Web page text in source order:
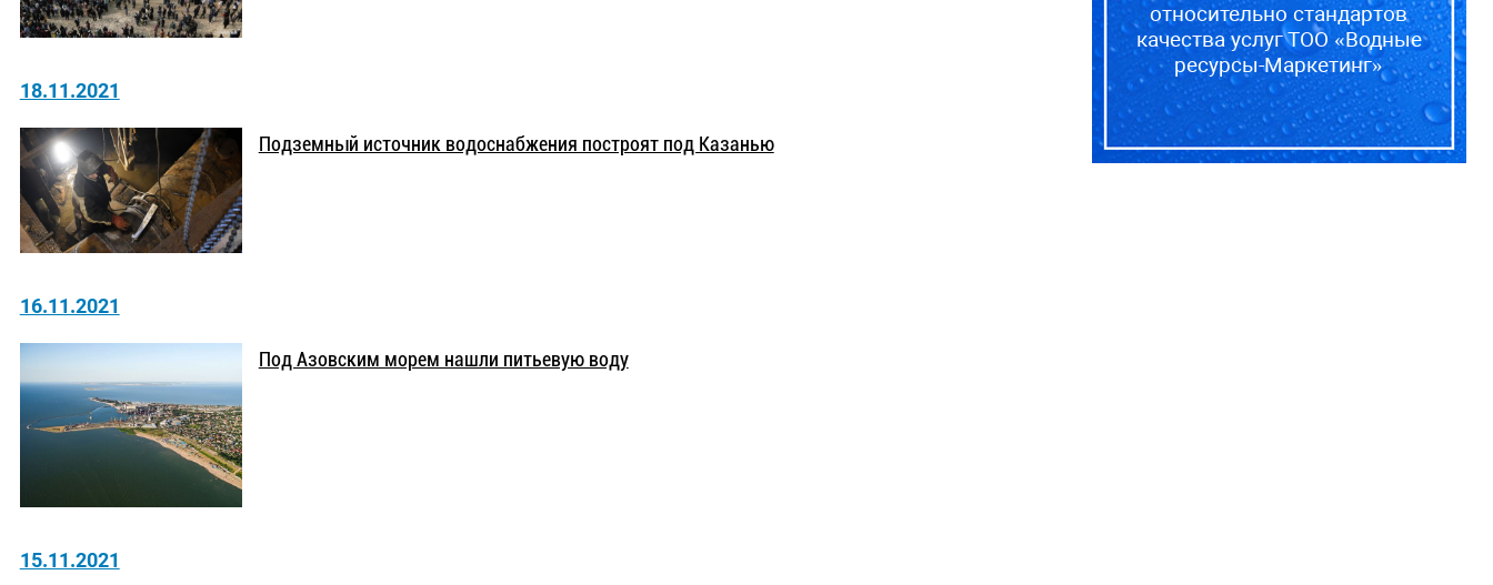
18.11.2021
Подземный источник водоснабжения построят под Казанью
16.11.2021
Под Азовским морем нашли питьевую воду
15.11.2021
относительно стандартов
качества услуг ТОО «Водные
ресурсы-Маркетинг»